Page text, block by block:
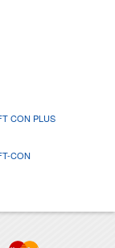
CON PLUS
CON